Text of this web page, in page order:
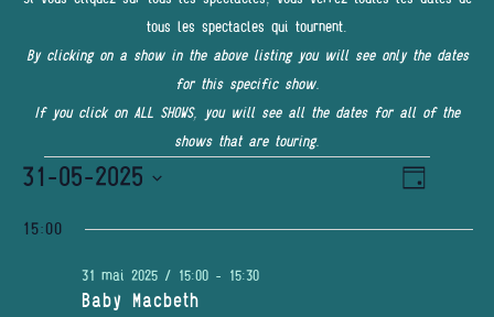
tous les spectacles qui tournent.
By clicking on a show in the above listing you will see only the dates
for this specific show.
If you click on ALL SHOWS, you will see all the dates for all of the
shows that are touring.
Évènements
for
Jour
31-05-2025
une
15:00
Baby Macbeth
31 mai 2025 / 15:00- 15:30